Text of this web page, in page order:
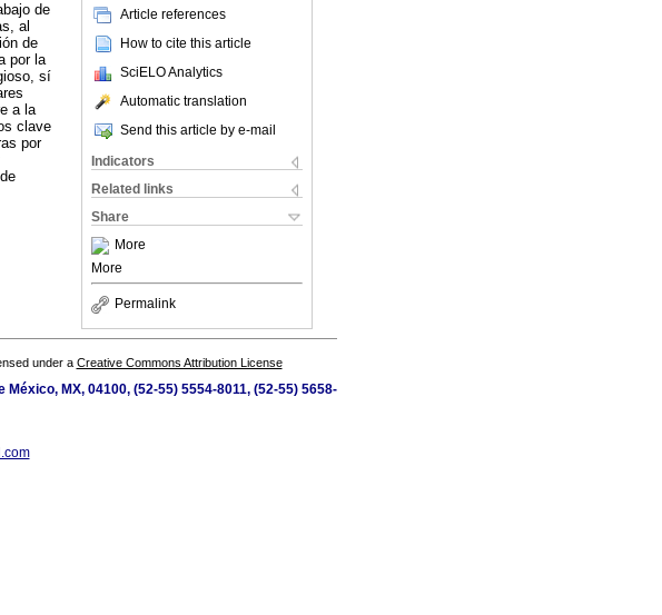
Article references
How to cite this article
SciELO Analytics
Automatic translation
Send this article by e-mail
Indicators
Related links
Share
More
More
Permalink
de
al
de
por la
sí
a la
clave
por
under a Creative Commons Attribution License
MX, 04100, (52-55) 5554-8011, (52-55) 5658-